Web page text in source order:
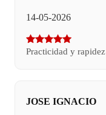
14-05-2026
Practicidad y rapidez
JOSE IGNACIO